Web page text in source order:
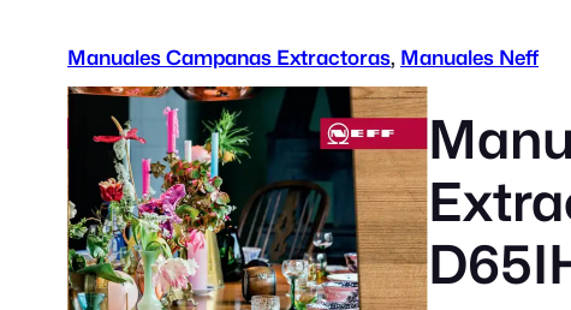
Manuales Campanas Extractoras, Manuales Neff